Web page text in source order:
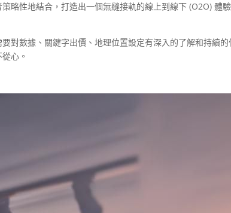
略性地結合，打造出一個無縫接軌的線上到線下 (O2O) 體
對數據、關鍵字出價、地理位置設定有深入的了解和持續
心。